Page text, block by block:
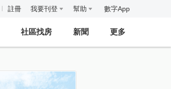
註冊 我要刊登 幫助 數字App
社區找房 新聞 更多